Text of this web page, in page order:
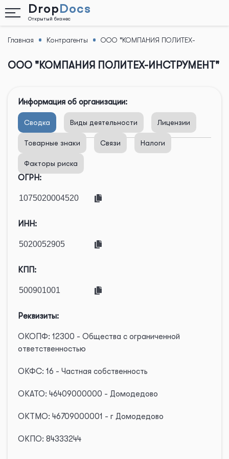
DropDocs
Открытый бизнес
Назад
Главная Контрагенты
ООО "КОМПАНИЯ ПОЛИТЕХ-
ООО "КОМПАНИЯ ПОЛИТЕХ-ИНСТРУМЕНТ"
Информация об организации:
Сводка Виды деятельности Лицензии
Товарные знаки Связи Налоги
Факторы риска
ОГРН:
ИНН:
КПП:
Реквизиты:
ОКОПФ: 12300 - Общества с ограниченной
ответственностью
ОКФС: 16 - Частная собственность
ОКАТО: 46409000000 - Домодедово
ОКТМО: 46709000001 - г Домодедово
ОКПО: 84333244